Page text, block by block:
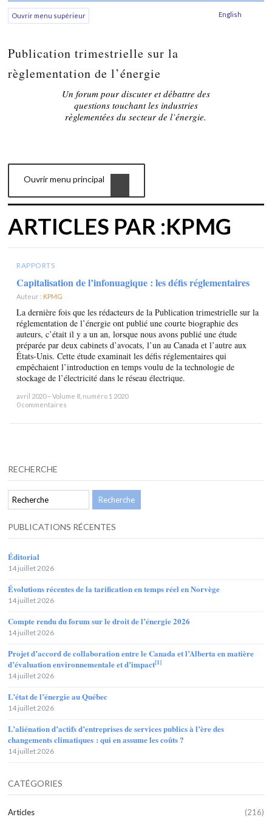
English
Ouvrir menu supérieur
Publication trimestrielle sur la
règlementation de l’énergie
Un forum pour discuter et débattre des
questions touchant les industries
règlementées du secteur de l’énergie.
Ouvrir menu principal
ARTICLES PAR :KPMG
RAPPORTS
Capitalisation de l’infonuagique : les défis réglementaires
Auteur : KPMG
La dernière fois que les rédacteurs de la Publication trimestrielle sur la
réglementation de l’énergie ont publié une courte biographie des
auteurs, c’était il y a un an, lorsque nous avons publié une étude
préparée par deux cabinets d’avocats, l’un au Canada et l’autre aux
États-Unis. Cette étude examinait les défis réglementaires qui
empêchaient l’introduction en temps voulu de la technologie de
stockage de l’électricité dans le réseau électrique.
avril 2020 – Volume 8, numéro 1 2020
0 commentaires
RECHERCHE
PUBLICATIONS RÉCENTES
Éditorial
14 juillet 2026
Évolutions récentes de la tarification en temps réel en Norvège
14 juillet 2026
Compte rendu du forum sur le droit de l’énergie 2026
14 juillet 2026
Projet d’accord de collaboration entre le Canada et l’Alberta en matière
d’évaluation environnementale et d’impact[1]
14 juillet 2026
L’état de l’énergie au Québec
14 juillet 2026
L’aliénation d’actifs d’entreprises de services publics à l’ère des
changements climatiques : qui en assume les coûts ?
14 juillet 2026
CATÉGORIES
Articles (216)